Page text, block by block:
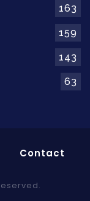
163
159
143
63
Contact